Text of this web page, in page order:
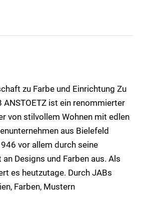
zu Farbe und Einrichtung Zu
ANSTOETZ ist ein renommierter
von stilvollem Wohnen mit edlen
aus Bielefeld
vor allem durch seine
Designs und Farben aus. Als
es heutzutage. Durch JABs
Farben, Mustern